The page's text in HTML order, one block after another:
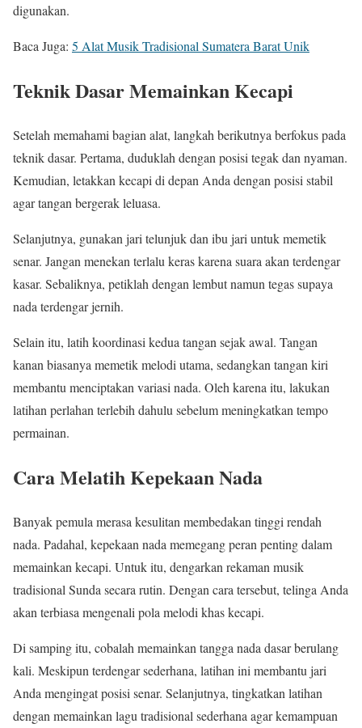
digunakan.
Baca Juga: 5 Alat Musik Tradisional Sumatera Barat Unik
Teknik Dasar Memainkan Kecapi
Setelah memahami bagian alat, langkah berikutnya berfokus pada
teknik dasar. Pertama, duduklah dengan posisi tegak dan nyaman.
Kemudian, letakkan kecapi di depan Anda dengan posisi stabil
agar tangan bergerak leluasa.
Selanjutnya, gunakan jari telunjuk dan ibu jari untuk memetik
senar. Jangan menekan terlalu keras karena suara akan terdengar
kasar. Sebaliknya, petiklah dengan lembut namun tegas supaya
nada terdengar jernih.
Selain itu, latih koordinasi kedua tangan sejak awal. Tangan
kanan biasanya memetik melodi utama, sedangkan tangan kiri
membantu menciptakan variasi nada. Oleh karena itu, lakukan
latihan perlahan terlebih dahulu sebelum meningkatkan tempo
permainan.
Cara Melatih Kepekaan Nada
Banyak pemula merasa kesulitan membedakan tinggi rendah
nada. Padahal, kepekaan nada memegang peran penting dalam
memainkan kecapi. Untuk itu, dengarkan rekaman musik
tradisional Sunda secara rutin. Dengan cara tersebut, telinga Anda
akan terbiasa mengenali pola melodi khas kecapi.
Di samping itu, cobalah memainkan tangga nada dasar berulang
kali. Meskipun terdengar sederhana, latihan ini membantu jari
Anda mengingat posisi senar. Selanjutnya, tingkatkan latihan
dengan memainkan lagu tradisional sederhana agar kemampuan